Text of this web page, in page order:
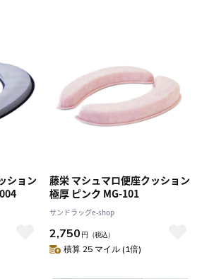
ション
藤栄 マシュマロ便座クッション
極厚 ピンク MG-101
サンドラッグe-shop
2,750 円 （税込）
積算 25 マイル (1倍)